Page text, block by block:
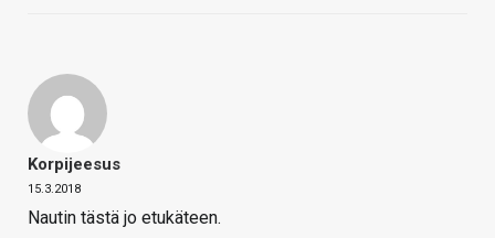
Korpijeesus
15.3.2018
Nautin tästä jo etukäteen.